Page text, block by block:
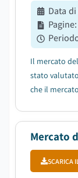
Data
Pagine:
Il mercato
stato
che il
l'ultimo
Mercato
SCARICA